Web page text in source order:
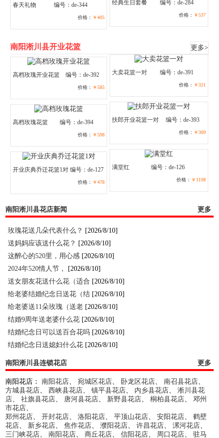
春天礼物 编号：de-344
价格： ￥405
经典生日套餐 编号：de-284
价格： ￥537
南阳淅川县开业花篮 更多>
高档玫瑰开业花篮 编号：de-392
价格： ￥585
大卖花篮一对 编号：de-391
价格： ￥321
高档玫瑰花篮 编号：de-394
价格： ￥598
扶郎开业花篮一对 编号：de-393
价格： ￥309
开业庆典乔迁花篮1对 编号：de-127
价格： ￥478
满堂红 编号：de-126
价格： ￥1198
南阳淅川县花店新闻 更多
玫瑰花送几朵代表什么？ [2026/8/10]
送妈妈应该送什么花？ [2026/8/10]
这醉心的520里，用心感 [2026/8/10]
2024年520情人节，
[2026/8/10]
送女朋友花送什么花（适合 [2026/8/10]
给老婆结婚纪念日送花（结 [2026/8/10]
给老婆送11朵玫瑰（送老 [2026/8/10]
结婚9周年送老婆什么花 [2026/8/10]
结婚纪念日可以送百合花吗 [2026/8/10]
结婚纪念日送媳妇什么花 [2026/8/10]
南阳淅川县连锁花店 更多
南阳花店：南阳花店、宛城区花店、 卧龙区花店、南召县花店、
方城县花店、西峡县花店、镇平县花店、 内乡县花店、淅川县花
店、社旗县花店、 唐河县花店、 新野县花店、桐柏县花店、邓州
市花店、
郑州花店、开封花店、洛阳花店、平顶山花店、安阳花店、鹤壁
花店、 新乡花店、焦作花店、濮阳花店、许昌花店、漯河花店、
三门峡花店、南阳花店、商丘花店、信阳花店、 周口花店、驻马